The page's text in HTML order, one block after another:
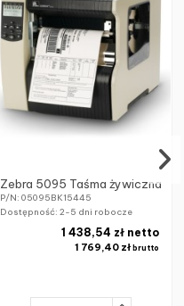
Zebra 5095 Taśma żywiczna
P/N: 05095BK15445
Dostępność:2-5 dni robocze
1 769,40 zł brutto
1 438,54 zł netto